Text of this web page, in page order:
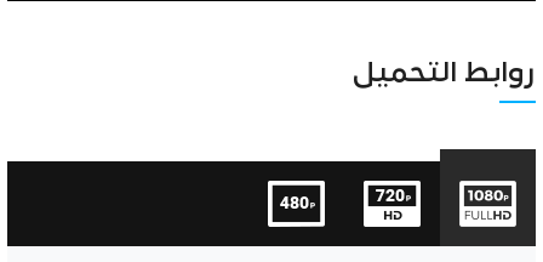
Unmute Settings
روابط التحميل